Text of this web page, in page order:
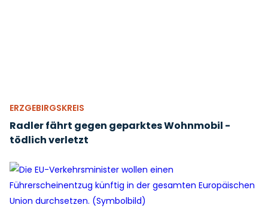
ERZGEBIRGSKREIS
Radler fährt gegen geparktes Wohnmobil -
tödlich verletzt